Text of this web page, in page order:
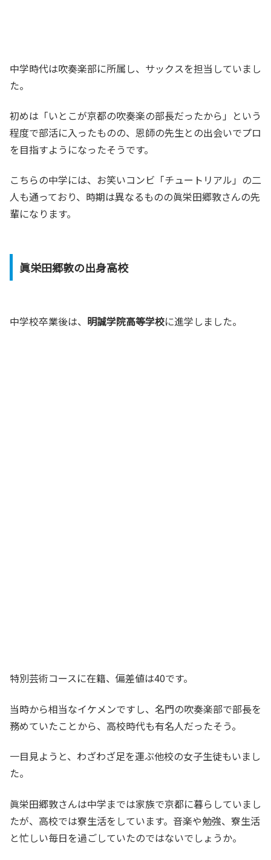
中学時代は吹奏楽部に所属し、サックスを担当していまし
た。
初めは「いとこが京都の吹奏楽の部長だったから」という
程度で部活に入ったものの、恩師の先生との出会いでプロ
を目指すようになったそうです。
こちらの中学には、お笑いコンビ「チュートリアル」の二
人も通っており、時期は異なるものの眞栄田郷敦さんの先
輩になります。
眞栄田郷敦の出身高校
中学校卒業後は、 明誠学院高等学校に進学しました。
特別芸術コースに在籍、偏差値は40です。
当時から相当なイケメンですし、名門の吹奏楽部で部長を
務めていたことから、高校時代も有名人だったそう。
一目見ようと、わざわざ足を運ぶ他校の女子生徒もいまし
た。
眞栄田郷敦さんは中学までは家族で京都に暮らしていまし
たが、高校では寮生活をしています。音楽や勉強、寮生活
と忙しい毎日を過ごしていたのではないでしょうか。